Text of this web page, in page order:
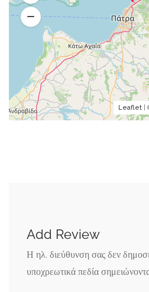
Leaflet |
Add Review
Η ηλ. διεύθυνση σας δεν
υποχρεωτικά πεδία